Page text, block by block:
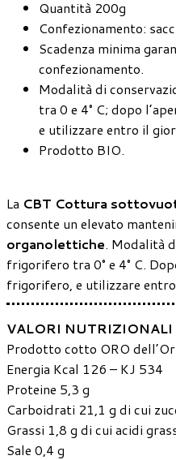
Quantità 200g
Confezionamento:
Scadenza minima
confezionamento.
Modalità di
tra 0 e 4° C; dopo
e utilizzare entro il
Prodotto BIO.
La CBT Cottura
consente un elevato
organolettiche. Modalità
frigorifero tra 0° e 4° C.
frigorifero, e utilizzare
VALORI NUTRIZIONALI
Prodotto cotto ORO
Energia Kcal 126 – KJ 534
Proteine 5,3 g
Carboidrati 21,1 g di cui
Grassi 1,8 g di cui acidi
Sale 0,4 g